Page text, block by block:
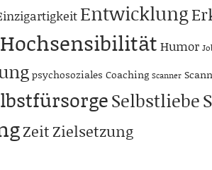
Entwicklung
Hochsensibilität Humor
psychosoziales Coaching Scanner
Selbstliebe
ZeitZielsetzung